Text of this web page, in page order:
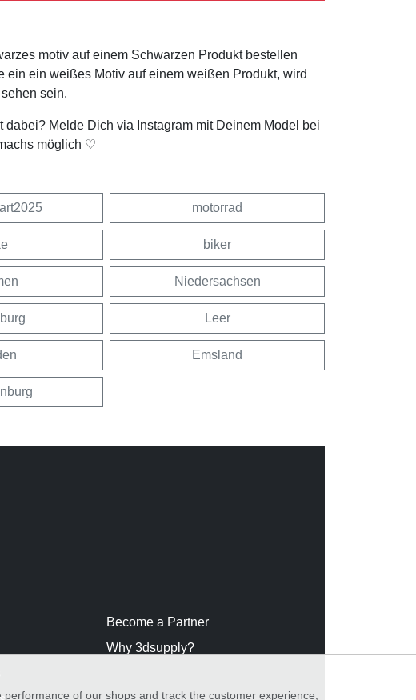
motiv auf einem Schwarzen Produkt bestellen
ein ein weißes Motiv auf einem weißen Produkt, wird
sein.
dabei? Melde Dich via Instagram mit Deinem Model bei
möglich ♡
motorrad
biker
Niedersachsen
Leer
Emsland
Become a Partner
Why 3dsupply?
of our shops and track the customer experience,